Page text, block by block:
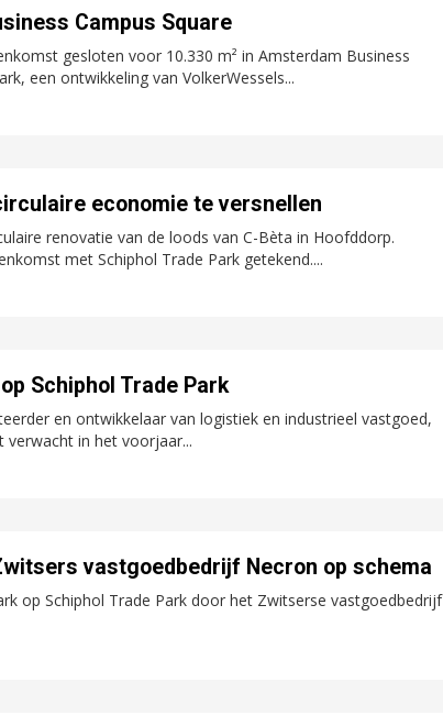
Campus Square
gesloten voor 10.330 m² in Amsterdam Business
een ontwikkeling van VolkerWessels...
economie te versnellen
renovatie van de loods van C-Bèta in Hoofddorp.
met Schiphol Trade Park getekend....
Schiphol Trade Park
en ontwikkelaar van logistiek en industrieel vastgoed,
in het voorjaar...
vastgoedbedrijf Necron op schema
op Schiphol Trade Park door het Zwitserse vastgoedbedrijf